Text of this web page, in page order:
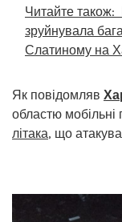
Читайте також:
зруйнувала
Слатиному на
Як повідомляв
областю мобільні
літака, що